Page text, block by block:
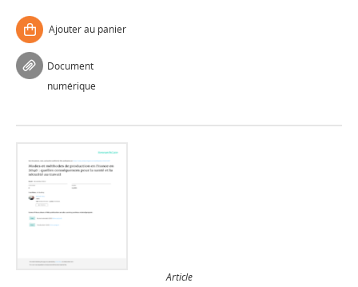
Ajouter au panier
Document
numérique
Article